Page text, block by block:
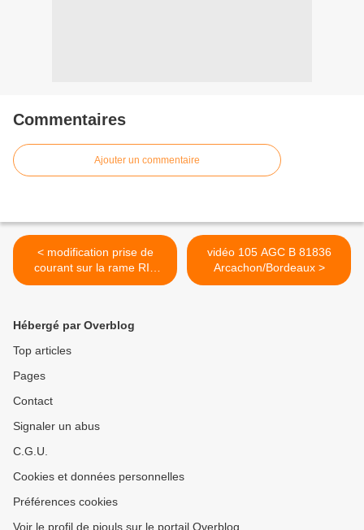
Commentaires
Ajouter un commentaire
< modification prise de
courant sur la rame RIB
"transilien"
vidéo 105 AGC B 81836
Arcachon/Bordeaux >
Hébergé par Overblog
Top articles
Pages
Contact
Signaler un abus
C.G.U.
Cookies et données personnelles
Préférences cookies
Voir le profil de piouls sur le portail Overblog